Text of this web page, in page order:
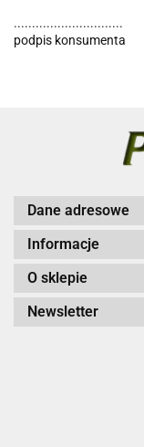
..............................
podpis konsumenta
Dane adresowe
Informacje
O sklepie
Newsletter